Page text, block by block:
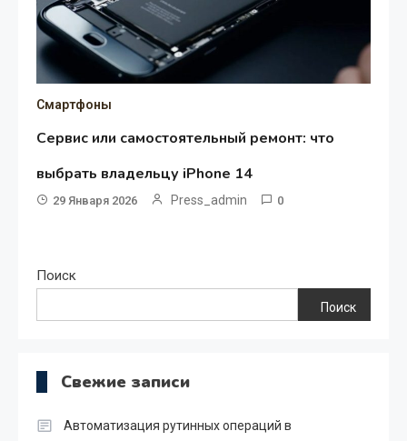
Смартфоны
Сервис или самостоятельный ремонт: что
выбрать владельцу iPhone 14
29 Января 2026 Press_admin 0
Поиск
Поиск
Свежие записи
Автоматизация рутинных операций в